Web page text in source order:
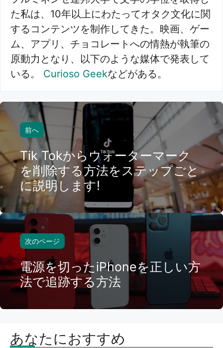
た私は、10年以上にわたってオタク文化に関
するコンテンツを制作してきた。映画、ゲー
ム、アプリ、チョコレートへの情熱が執筆の
原動力となり、以下のような媒体で発表して
いる。 Curioso Geekなどがある。
前へ
Tik Tokからウォーターマーク
を削除する方法をステップごと
に説明します!
次のページ
電源を切ったiPhoneを正しい方
法で追跡する方法
あなたにおすすめ